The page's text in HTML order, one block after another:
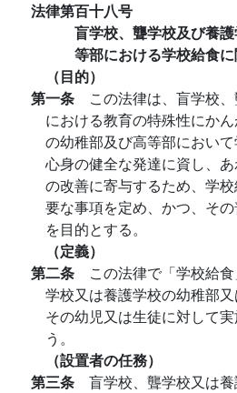
法律第百十八号
盲学校、聾学校及び養
等部における学校給食
（目的）
第一条 この法律は、盲学校
における教育の特殊性にか
の幼稚部及び高等部におい
心身の健全な発達に資し、
の改善に寄与するため、学
要な事項を定め、かつ、そ
を目的とする。
（定義）
第二条 この法律で「学校給
学校又は養護学校の幼稚部又
その幼児又は生徒に対して
う。
（設置者の任務）
第三条 盲学校、聾学校又は養